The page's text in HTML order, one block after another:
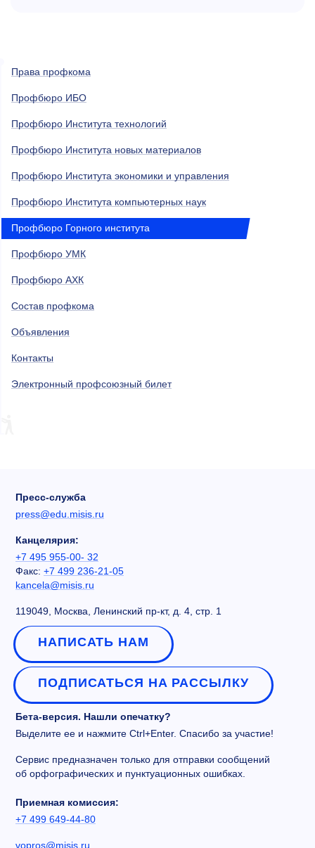
Права профкома
Профбюро ИБО
Профбюро Института технологий
Профбюро Института новых материалов
Профбюро Института экономики и управления
Профбюро Института компьютерных наук
Профбюро Горного института
Профбюро УМК
Профбюро АХК
Состав профкома
Объявления
Контакты
Электронный профсоюзный билет
Пресс-служба
press@edu.misis.ru
Канцелярия:
+7 495 955-00- 32
Факс: +7 499 236-21-05
kancela@misis.ru
119049, Москва, Ленинский пр-кт, д. 4, стр. 1
НАПИСАТЬ НАМ
ПОДПИСАТЬСЯ НА РАССЫЛКУ
Бета-версия. Нашли опечатку?
Выделите ее и нажмите Ctrl+Enter. Спасибо за участие!
Сервис предназначен только для отправки сообщений
об орфографических и пунктуационных ошибках.
Приемная комиссия:
+7 499 649-44-80
vopros@misis.ru